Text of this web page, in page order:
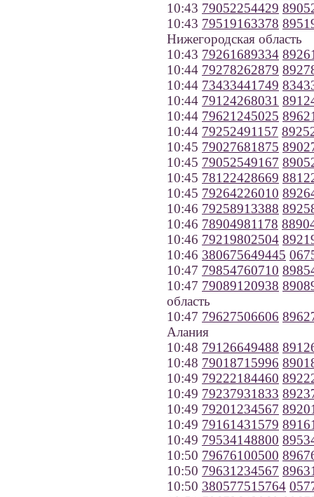
10:43 79052254429
10:43 79519163378
Нижегородская область
10:43 79261689334
10:44 79278262879
10:44 73433441749
10:44 79124268031
10:44 79621245025
10:44 79252491157
10:45 79027681875
10:45 79052549167
10:45 78122428669
10:45 79264226010
10:46 79258913388
10:46 78904981178
10:46 79219802504
10:46 380675649445
10:47 79854760710
10:47 79089120938
область
10:47 79627506606
Алания
10:48 79126649488
10:48 79018715996
10:49 79222184460
10:49 79237931833
10:49 79201234567
10:49 79161431579
10:49 79534148800
10:50 79676100500
10:50 79631234567
10:50 380577515764